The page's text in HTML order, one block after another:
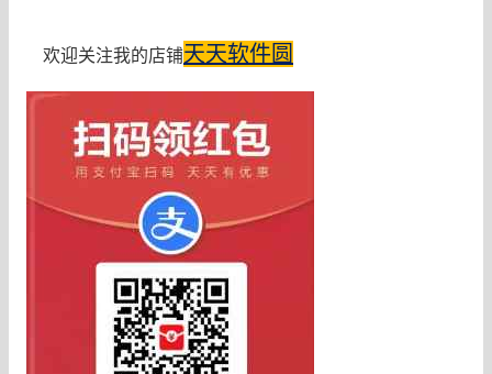
欢迎关注我的店铺天天软件圆